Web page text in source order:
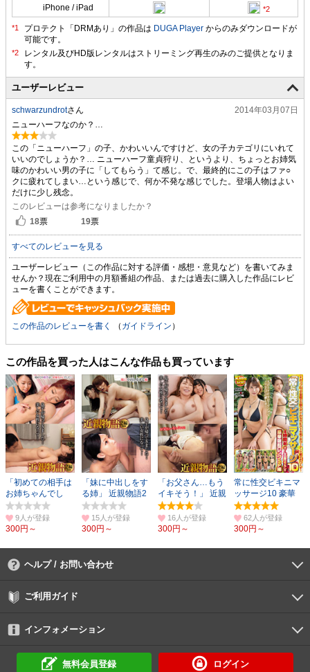
iPhone / iPad
プロテクト「DRMあり」の作品は DUGA Player からのみダウンロードが
可能です。
ユーザーレビュー
schwarzundrotさん
2014年03月07日
ニューハーフなのか？…
この「ニューハーフ」の子、かわいいんですけど、女の子カテゴリにいれて
いいのでしょうか？… ニューハーフ童貞狩り、というより、ちょっとお姉気
味のかわいい男の子に「してもらう」て感じ。で、最終的にこの子はファ○
クに疲れてしまい…という感じで、何か不発な感じでした。登場人物はよい
だけに少し残念。
このレビューは参考になりましたか？
18票 19票
すべてのレビューを見る
ユーザーレビュー（この作品に対する評価・感想・意見など）を書いてみま
せんか？現在ご利用中の月額番組の作品、または過去に購入した作品にレビ
ューを書くことができます。
この作品のレビューを書く （ ガイドライン ）
この作品を買った人はこんな作品も買っています
「初めての相手は
お姉ちゃんでし
た」 近親物語2編
収録9人
300円～
「妹に中出しをす
る姉」 近親物語2
編収録
15人
300円～
「お父さん…もう
イキそう！」 近親
物語2編収録
16人
300円～
常に性交ビキニマ
ッサージ10 豪華
版超ロングSP編
62人
300円～
ヘルプ / お問い合わせ
よくあるご質問
ご利用環境
お支払い方法
パスワードの再設定
サポートセンター
ご利用ガイド
初めての方へ
会員登録の手順
作品購入の手順
動画再生の手順
検索のヒント
DUGA Player
インフォメーション
DUGAからのお知らせ
デュガの歴史とあゆみ
利用規約
個人情報保護方針
特定商取引法に基づく表示
資金決済法に基づく表示
倫理基準
サイトマップ無料会員登録 ログイン